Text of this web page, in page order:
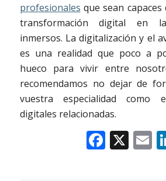
profesionales que sean
transformación digital en
inmersos. La digitalización y el
es una realidad que poco a
hueco para vivir entre
recomendamos no dejar de
vuestra especialidad como
digitales relacionadas.
X